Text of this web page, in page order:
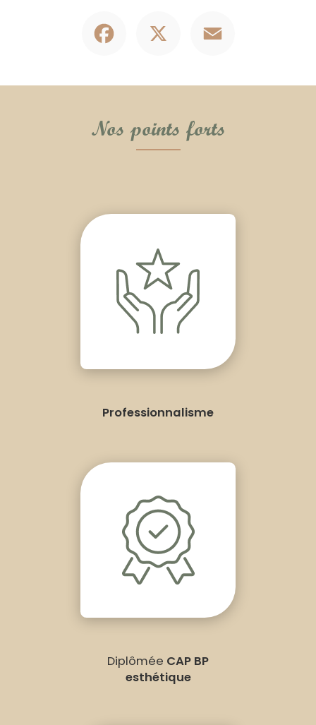
Nos points forts
Professionnalisme
Diplômée CAP BP
esthétique